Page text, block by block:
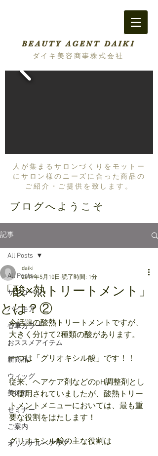
BEAUTY AGENT DAIKI
ダイキ美容商事株式会社
人が集まるサロンづくりをモットー
にサロン様のニーズに合った商品の
ご紹介・ご提供を致します。
ブログへようこそ
記事
All Posts
サンコール
パイモア
香草カラー
おススメアイテム
新商品
ウィッグ
美術館
セミナー
ご案内
オリジナルヘアケア
All Posts
「酸×熱トリートメント」
とは？②
daiki
2019年5月10日 読了時間: 1分
今話題の酸熱トリートメントですが、
大きく分けて2種類の酸があります。
一つは「グリオキシル酸」です！！
従来、ヘアケア剤などのpH調整剤とし
て使用されていましたが、酸熱トリー
トメントメニューにおいては、最も重
要な役割をはたします！
グリオキシル酸の主な役割は